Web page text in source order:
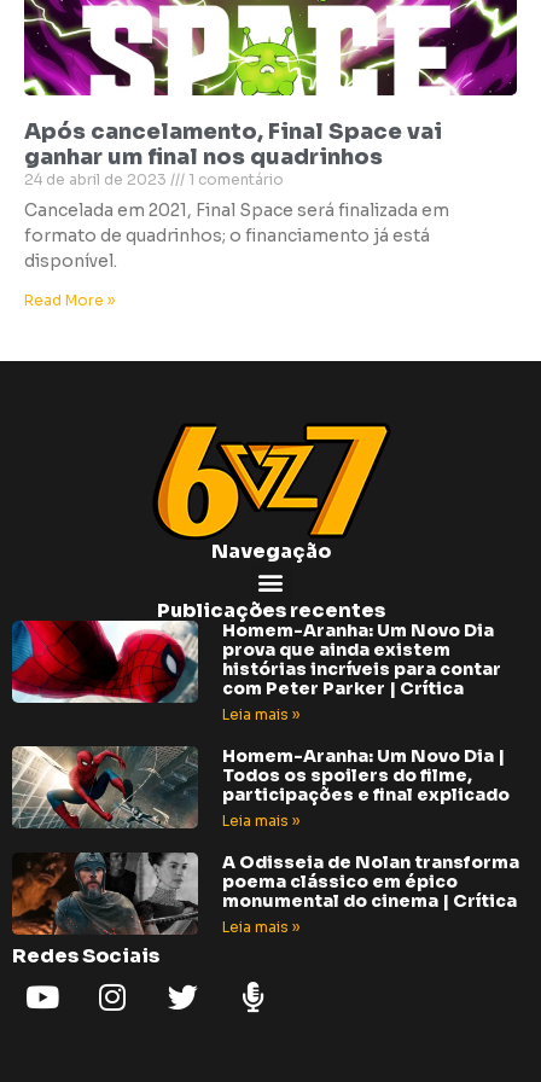
Após cancelamento, Final Space vai
ganhar um final nos quadrinhos
24 de abril de 2023 1 comentário
Cancelada em 2021, Final Space será finalizada em
formato de quadrinhos; o financiamento já está
disponível.
Read More »
Navegação
Publicações recentes
Homem-Aranha: Um Novo Dia
prova que ainda existem
histórias incríveis para contar
com Peter Parker | Crítica
Leia mais »
Homem-Aranha: Um Novo Dia |
Todos os spoilers do filme,
participações e final explicado
Leia mais »
A Odisseia de Nolan transforma
poema clássico em épico
monumental do cinema | Crítica
Leia mais »
Redes Sociais